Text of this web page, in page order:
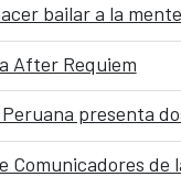
bailar a la mente
After Requiem
presenta
de